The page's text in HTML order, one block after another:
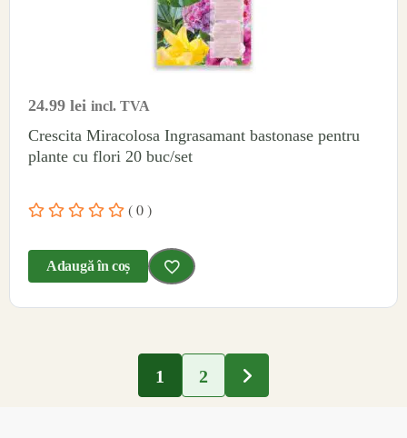
24.99 lei incl. TVA
Crescita Miracolosa Ingrasamant bastonase pentru
plante cu flori 20 buc/set
( 0 )
Adaugă în coș
1 2